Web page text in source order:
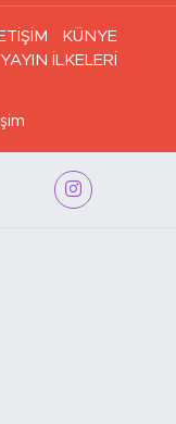
KÜNYE
YAYIN İLKELERİ